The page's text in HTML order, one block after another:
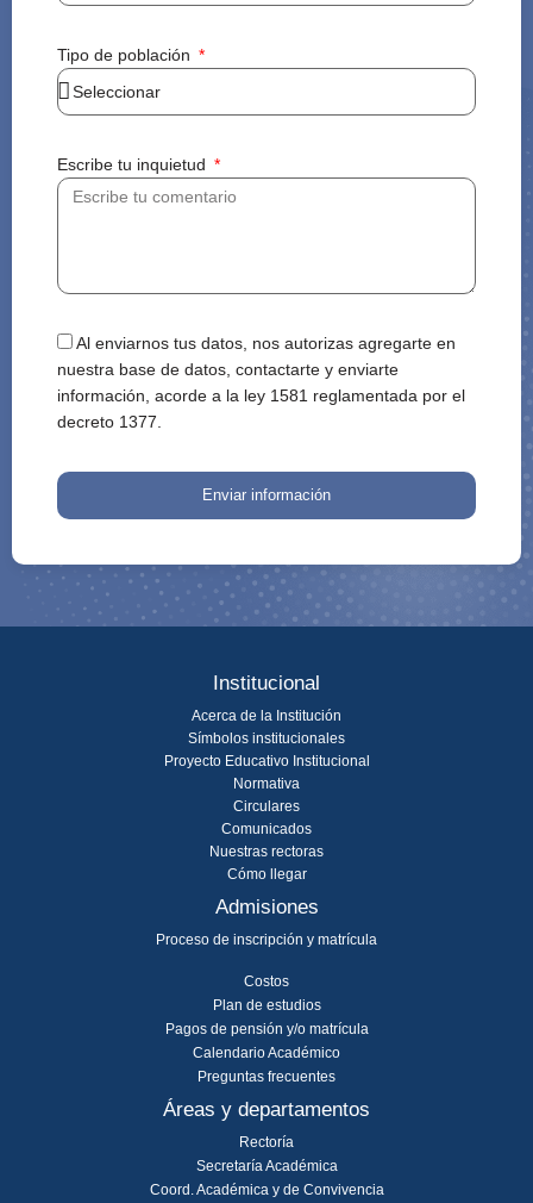
Tipo de población
Escribe tu inquietud
Al enviarnos tus datos, nos autorizas agregarte en
nuestra base de datos, contactarte y enviarte
información, acorde a la ley 1581 reglamentada por el
decreto 1377.
Enviar información
Institucional
Acerca de la Institución
Símbolos institucionales
Proyecto Educativo Institucional
Normativa
Circulares
Comunicados
Nuestras rectoras
Cómo llegar
Admisiones
Proceso de inscripción y matrícula
Costos
Plan de estudios
Pagos de pensión y/o matrícula
Calendario Académico
Preguntas frecuentes
Áreas y departamentos
Rectoría
Secretaría Académica
Coord. Académica y de Convivencia